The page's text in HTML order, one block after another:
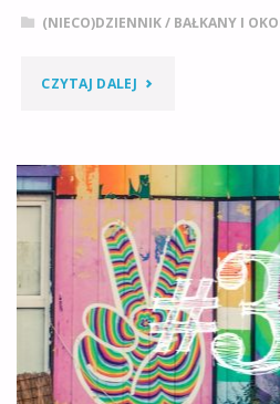
(NIECO)DZIENNIK/ BAŁKANY I
CZYTAJ DALEJ "ŻONGLERZY
I
FANI
TEORII
SPISKOWYCH
NA
DRODZE